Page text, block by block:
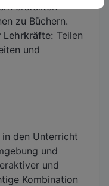
erstellten
zu Büchern.
Lehrkräfte: Teilen
und
den Unterricht
und
und
Kombination